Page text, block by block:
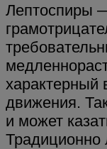
Лептоспиры
характерный
движения.
и может
Традиционно